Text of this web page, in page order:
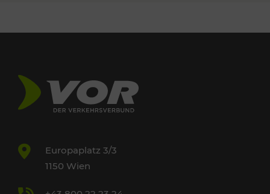
Europaplatz 3/3
1150 Wien